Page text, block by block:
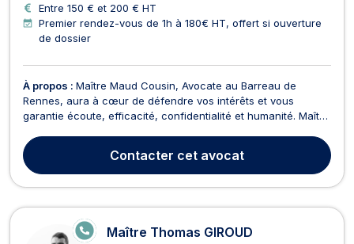
Entre 150 € et 200 € HT
Premier rendez-vous de 1h à 180€ HT, offert si ouverture
de dossier
À propos : Maître Maud Cousin, Avocate au Barreau de
Rennes, aura à cœur de défendre vos intérêts et vous
garantie écoute, efficacité, confidentialité et humanité. Maître
appel, en demande ou en défense. En droit de la famille, elle
vous assiste dans toutes les étapes de votre sép...
Contacter cet avocat
Maître Thomas GIROUD
E
N